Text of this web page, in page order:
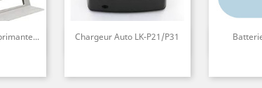
Chargeur Auto LK-P21/P31
Aperçu rapide 